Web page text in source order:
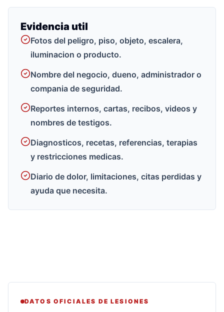
Evidencia util
Fotos del peligro, piso, objeto, escalera,
iluminacion o producto.
Nombre del negocio, dueno, administrador o
compania de seguridad.
Reportes internos, cartas, recibos, videos y
nombres de testigos.
Diagnosticos, recetas, referencias, terapias
y restricciones medicas.
Diario de dolor, limitaciones, citas perdidas y
ayuda que necesita.
DATOS OFICIALES DE LESIONES